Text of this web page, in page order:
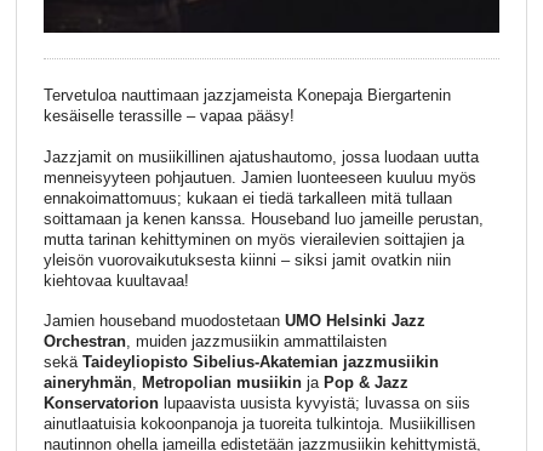
Tervetuloa nauttimaan jazzjameista Konepaja Biergartenin
kesäiselle terassille – vapaa pääsy!
Jazzjamit on musiikillinen ajatushautomo, jossa luodaan uutta
menneisyyteen pohjautuen. Jamien luonteeseen kuuluu myös
ennakoimattomuus; kukaan ei tiedä tarkalleen mitä tullaan
soittamaan ja kenen kanssa. Houseband luo jameille perustan,
mutta tarinan kehittyminen on myös vierailevien soittajien ja
yleisön vuorovaikutuksesta kiinni – siksi jamit ovatkin niin
kiehtovaa kuultavaa!
Jamien houseband muodostetaan UMO Helsinki Jazz
Orchestran, muiden jazzmusiikin ammattilaisten
sekä Taideyliopisto Sibelius-Akatemian jazzmusiikin
aineryhmän, Metropolian musiikinja Pop & Jazz
Konservatorionlupaavista uusista kyvyistä; luvassa on siis
ainutlaatuisia kokoonpanoja ja tuoreita tulkintoja. Musiikillisen
nautinnon ohella jameilla edistetään jazzmusiikin kehittymistä,